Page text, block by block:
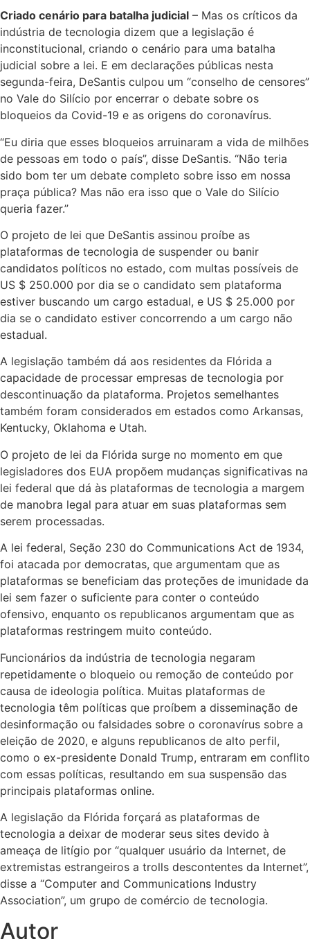
Criado cenário para batalha judicial – Mas os críticos da
indústria de tecnologia dizem que a legislação é
inconstitucional, criando o cenário para uma batalha
judicial sobre a lei. E em declarações públicas nesta
segunda-feira, DeSantis culpou um “conselho de censores”
no Vale do Silício por encerrar o debate sobre os
bloqueios da Covid-19 e as origens do coronavírus.
“Eu diria que esses bloqueios arruinaram a vida de milhões
de pessoas em todo o país”, disse DeSantis. “Não teria
sido bom ter um debate completo sobre isso em nossa
praça pública? Mas não era isso que o Vale do Silício
queria fazer.”
O projeto de lei que DeSantis assinou proíbe as
plataformas de tecnologia de suspender ou banir
candidatos políticos no estado, com multas possíveis de
US $ 250.000 por dia se o candidato sem plataforma
estiver buscando um cargo estadual, e US $ 25.000 por
dia se o candidato estiver concorrendo a um cargo não
estadual.
A legislação também dá aos residentes da Flórida a
capacidade de processar empresas de tecnologia por
descontinuação da plataforma. Projetos semelhantes
também foram considerados em estados como Arkansas,
Kentucky, Oklahoma e Utah.
O projeto de lei da Flórida surge no momento em que
legisladores dos EUA propõem mudanças significativas na
lei federal que dá às plataformas de tecnologia a margem
de manobra legal para atuar em suas plataformas sem
serem processadas.
A lei federal, Seção 230 do Communications Act de 1934,
foi atacada por democratas, que argumentam que as
plataformas se beneficiam das proteções de imunidade da
lei sem fazer o suficiente para conter o conteúdo
ofensivo, enquanto os republicanos argumentam que as
plataformas restringem muito conteúdo.
Funcionários da indústria de tecnologia negaram
repetidamente o bloqueio ou remoção de conteúdo por
causa de ideologia política. Muitas plataformas de
tecnologia têm políticas que proíbem a disseminação de
desinformação ou falsidades sobre o coronavírus sobre a
eleição de 2020, e alguns republicanos de alto perfil,
como o ex-presidente Donald Trump, entraram em conflito
com essas políticas, resultando em sua suspensão das
principais plataformas online.
A legislação da Flórida forçará as plataformas de
tecnologia a deixar de moderar seus sites devido à
ameaça de litígio por “qualquer usuário da Internet, de
extremistas estrangeiros a trolls descontentes da Internet”,
disse a “Computer and Communications Industry
Association”, um grupo de comércio de tecnologia.
Autor